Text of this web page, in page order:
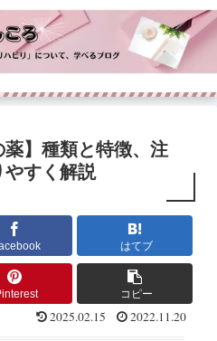
薬】種類と特徴、注
やすく解説
はてブ
コピー
2025.02.15 2022.11.20